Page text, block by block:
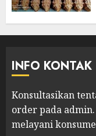
INFO KONTAK
Konsultasikan
order pada admin.
melayani